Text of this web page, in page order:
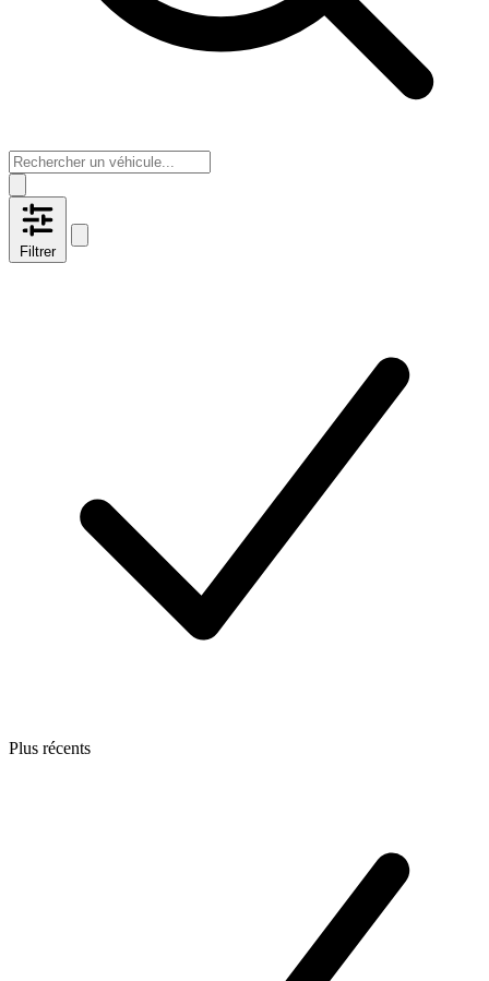
Filtrer
Plus récents